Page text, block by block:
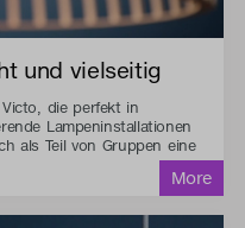
und vielseitig
die perfekt in
Lampeninstallationen
als Teil von Gruppen eine